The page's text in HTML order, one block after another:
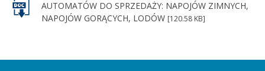
AUTOMATÓW DO SPRZEDAŻY: NAPOJÓW ZIMNYCH,
NAPOJÓW GORĄCYCH, LODÓW [120.58 KB]